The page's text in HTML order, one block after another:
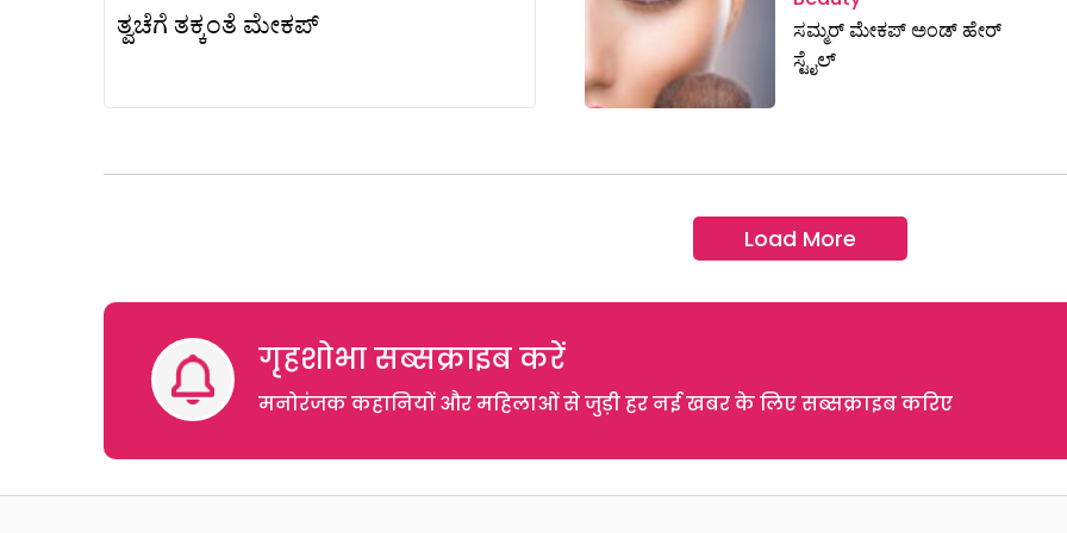
ತ್ವಚೆಗೆ ತಕ್ಕಂತೆ ಮೇಕಪ್
ಸಮ್ಮರ್ ಮೇಕಪ್ ಅಂಡ್ ಹೇರ್
ಸ್ಟೈಲ್
Load More
गृहशोभा सब्सक्राइब करें
मनोरंजक कहानियों और महिलाओं से जुड़ी हर नई खबर के लिए सब्सक्राइब करिए